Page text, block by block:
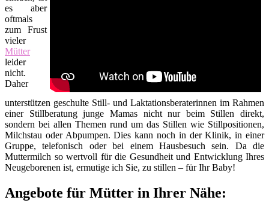
es aber
oftmals
zum Frust
vieler
Mütter
leider
nicht.
Daher
unterstützen geschulte Still- und Laktationsberaterinnen im Rahmen
einer Stillberatung junge Mamas nicht nur beim Stillen direkt,
sondern bei allen Themen rund um das Stillen wie Stillpositionen,
Milchstau oder Abpumpen. Dies kann noch in der Klinik, in einer
Gruppe, telefonisch oder bei einem Hausbesuch sein. Da die
Muttermilch so wertvoll für die Gesundheit und Entwicklung Ihres
Neugeborenen ist, ermutige ich Sie, zu stillen – für Ihr Baby!
Angebote für Mütter in Ihrer Nähe: